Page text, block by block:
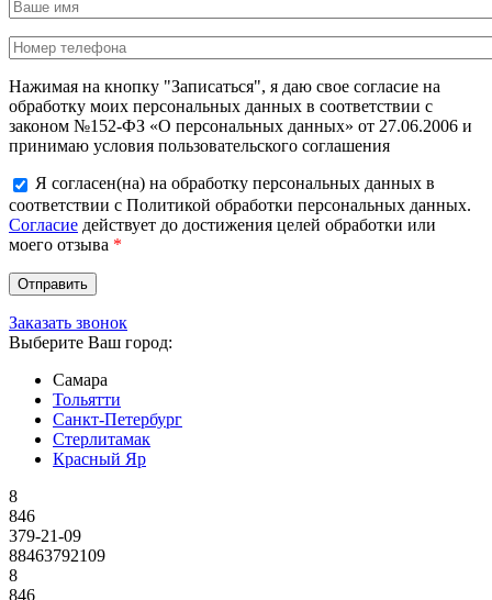
Нажимая на кнопку "Записаться", я даю свое согласие на
обработку моих персональных данных в соответствии с
законом №152-ФЗ «О персональных данных» от 27.06.2006 и
принимаю условия пользовательского соглашения
Я согласен(на) на обработку персональных данных в
соответствии с Политикой обработки персональных данных.
Согласие действует до достижения целей обработки или
моего отзыва *
Заказать звонок
Выберите Ваш город:
Самара
Тольятти
Санкт-Петербург
Стерлитамак
Красный Яр
8
846
379-21-09
88463792109
8
846